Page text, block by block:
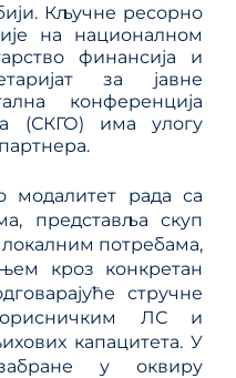
Кључне ресорно
на националном
финансија и
за јавне
конференција
(СКГО) има улогу
модалитет рада са
представља скуп
потребама,
кроз конкретан
стручне
ЛС и
капацитета. У
у оквиру